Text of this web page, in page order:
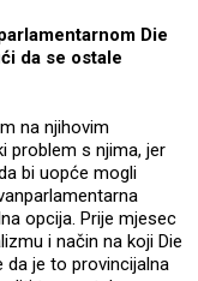
Die
da se ostale
na njihovim
problem s njima, jer
bi uopće mogli
opcija. Prije mjesec
i način na koji Die
je to provincijalna